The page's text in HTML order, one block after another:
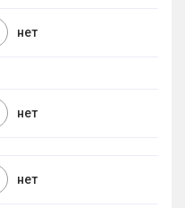
нет
нет
нет